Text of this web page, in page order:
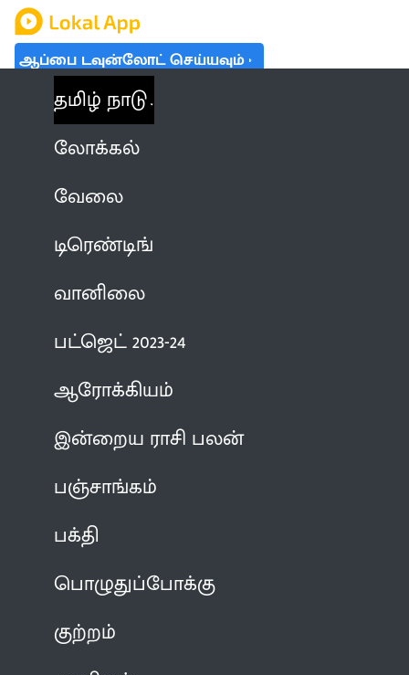
ஆப்பை டவுன்லோட் செய்யவும்
தமிழ் நாடு
லோக்கல்
வேலை
டிரெண்டிங்
வானிலை
பட்ஜெட் 2023-24
ஆரோக்கியம்
இன்றைய ராசி பலன்
பஞ்சாங்கம்
பக்தி
பொழுதுப்போக்கு
குற்றம்